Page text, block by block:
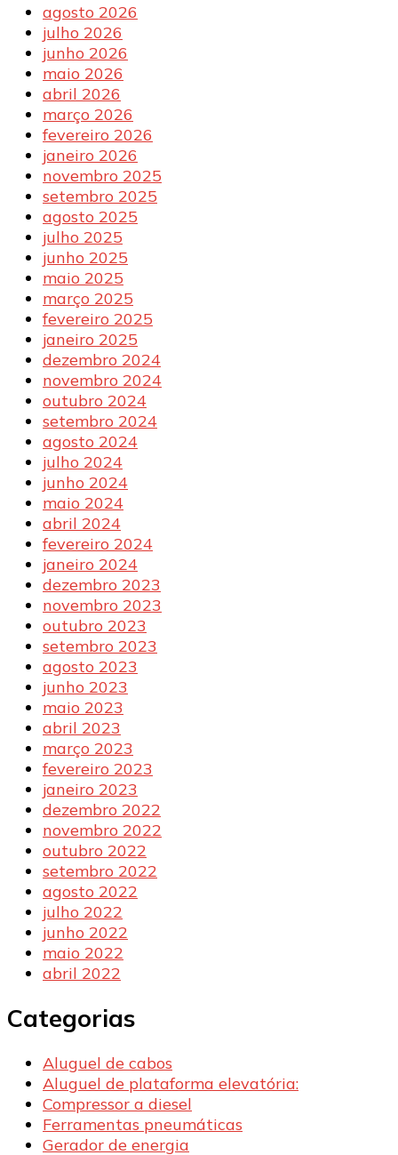
agosto 2026
julho 2026
junho 2026
maio 2026
abril 2026
março 2026
fevereiro 2026
janeiro 2026
novembro 2025
setembro 2025
agosto 2025
julho 2025
junho 2025
maio 2025
março 2025
fevereiro 2025
janeiro 2025
dezembro 2024
novembro 2024
outubro 2024
setembro 2024
agosto 2024
julho 2024
junho 2024
maio 2024
abril 2024
fevereiro 2024
janeiro 2024
dezembro 2023
novembro 2023
outubro 2023
setembro 2023
agosto 2023
junho 2023
maio 2023
abril 2023
março 2023
fevereiro 2023
janeiro 2023
dezembro 2022
novembro 2022
outubro 2022
setembro 2022
agosto 2022
julho 2022
junho 2022
maio 2022
abril 2022
Categorias
Aluguel de cabos
Aluguel de plataforma elevatória:
Compressor a diesel
Ferramentas pneumáticas
Gerador de energia